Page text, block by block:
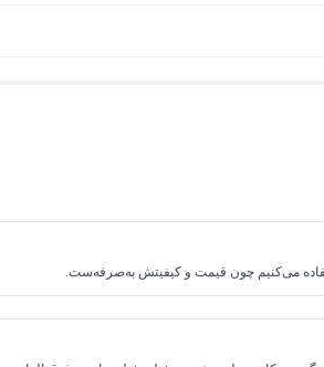
می‌کنیم چون قیمت و کیفیتش به‌صرفه‌ست.